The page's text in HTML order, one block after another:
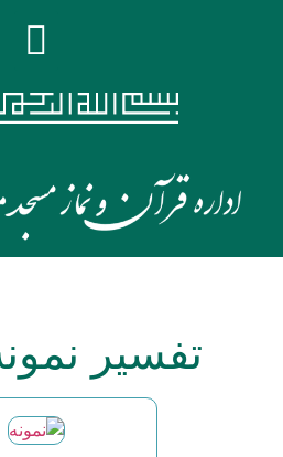
تفسیر